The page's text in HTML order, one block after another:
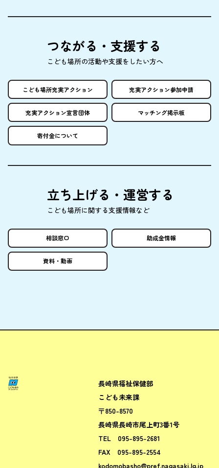
つながる・ 支援する
こども場所の活動や支援をしたい方へ
こども場所充実アクション 充実アクション参加申請
充実アクション宣言団体 マッチング掲示板
寄付金について
立ち上げる・ 運営する
こども場所に関する支援情報など
相談窓口 助成金情報
資料 ・ 動画
ながさきこども場所ポータルサ
長崎県福祉保健部
こども未来課
〒850-8570
長崎県長崎市尾上町3番1号
TEL 095-895-2681
FAX 095-895-2554
kodomobasho@pref.nagasaki.lg.jp